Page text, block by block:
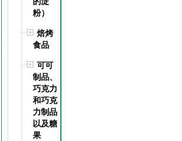
粉）
焙烤
食品
可可
制品、
巧克力
和巧克
力制品
以及糖
果